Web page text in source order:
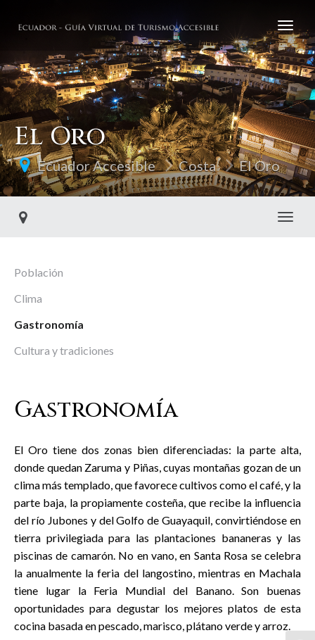
El Oro
Ecuador Accesible Costa El Oro
Población
Clima
Gastronomía
Cultura y tradiciones
Gastronomía
El Oro tiene dos zonas bien diferenciadas: la parte alta,
donde quedan Zaruma y Piñas, cuyas montañas gozan de un
clima más templado, que favorece cultivos como el café, y la
parte baja, la propiamente costeña, que recibe la influencia
del río Jubones y del Golfo de Guayaquil, convirtiéndose en
tierra privilegiada para las plantaciones bananeras y las
piscinas de camarón. No en vano, en Santa Rosa se celebra
la anualmente la feria del langostino, mientras en Machala
tiene lugar la Feria Mundial del Banano. Son buenas
oportunidades para degustar los mejores platos de esta
cocina basada en pescado, marisco, plátano verde y arroz.